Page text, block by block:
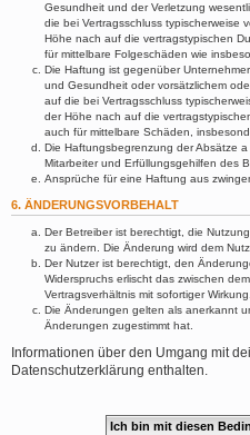
Gesundheit und der Verletzung
die bei Vertragsschluss typischerweise
Höhe nach auf die vertragstypischen
für mittelbare Folgeschäden wie
Die Haftung ist gegenüber
und Gesundheit oder vorsätzlichem
auf die bei Vertragsschluss
der Höhe nach auf die
auch für mittelbare Schäden,
Die Haftungsbegrenzung der Absätze
Mitarbeiter und Erfüllungsgehilfen des
Ansprüche für eine Haftung aus
6. ÄNDERUNGSVORBEHALT
Der Betreiber ist berechtigt, die
zu ändern. Die Änderung wird dem
Der Nutzer ist berechtigt, den
Widerspruchs erlischt das zwischen
Vertragsverhältnis mit sofortiger Wirkung.
Die Änderungen gelten als anerkannt
Änderungen zugestimmt hat.
Informationen über den Umgang mit
Datenschutzerklärung enthalten.